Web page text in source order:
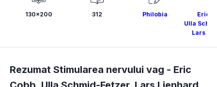
130x200 312 Philobia
Eric
Ulla
Lars
Rezumat Stimularea nervului vag - Eric